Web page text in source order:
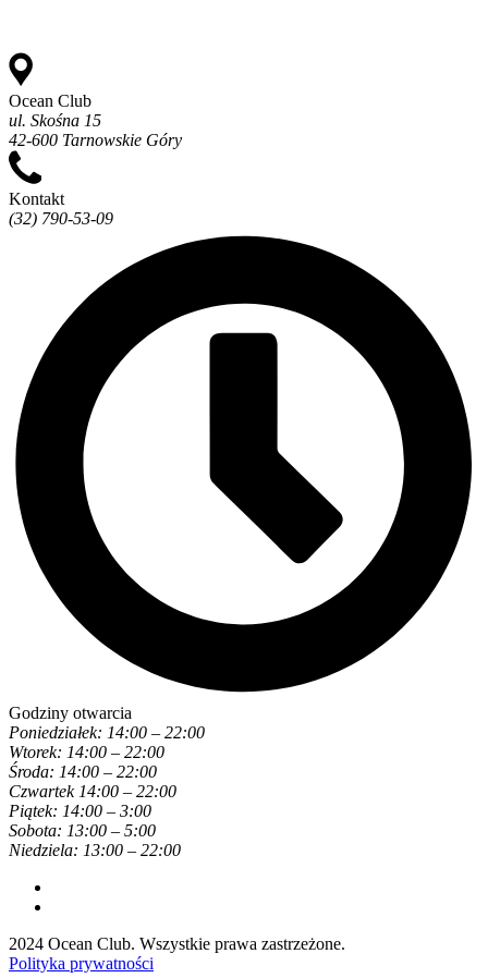
Ocean Club
ul. Skośna 15
42-600 Tarnowskie Góry
Kontakt
(32) 790-53-09
Godziny otwarcia
Poniedziałek: 14:00 – 22:00
Wtorek: 14:00 – 22:00
Środa: 14:00 – 22:00
Czwartek 14:00 – 22:00
Piątek: 14:00 – 3:00
Sobota: 13:00 – 5:00
Niedziela: 13:00 – 22:00
2024 Ocean Club. Wszystkie prawa zastrzeżone.
Polityka prywatności